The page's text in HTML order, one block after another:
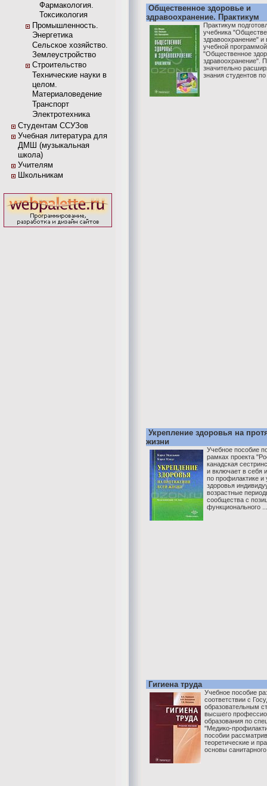
Фармакология.
Токсикология
Промышленность.
Энергетика
Сельское хозяйство.
Землеустройство
Строительство
Технические науки в
целом.
Материаловедение
Транспорт
Электротехника
Студентам ССУЗов
Учебная литература для
ДМШ (музыкальная
школа)
Учителям
Школьникам
Общественное здоровье и
здравоохранение. Практикум
Практикум
учебника
здравоохранение" и
учебной
"Общественное
здравоохранение".
значительно
знания студентов
Укрепление здоровья на
жизни
Учебное пособие
рамках проекта
канадская
и включает в себя
по профилактике и
здоровья
возрастные
сообщества с
функционального ...
Гигиена труда
Учебное пособие
соответствии с
образовательным
высшего
образования по
"Медико-
пособии
теоретические и
основы